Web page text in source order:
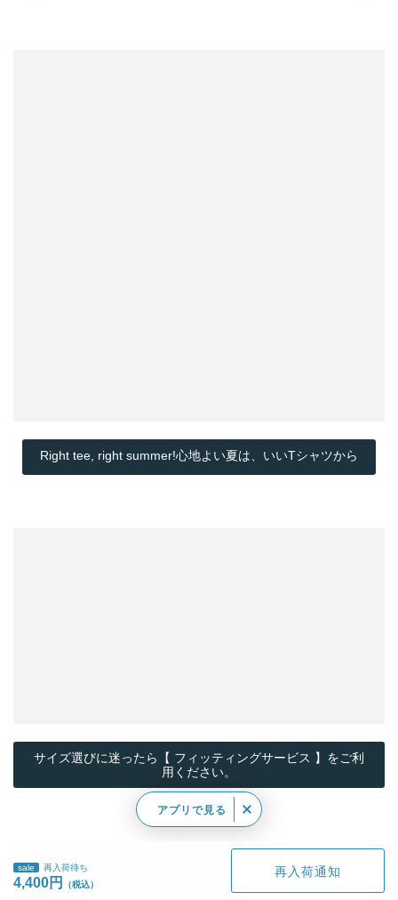
Right tee, right summer!心地よい夏は、いいTシャツから
サイズ選びに迷ったら【 フィッティングサービス 】をご利
用ください。
sale 再入荷待ち
4,400円
再入荷通知
アプリで見る